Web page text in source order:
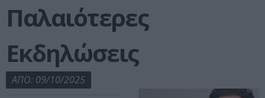
Παλαιότερες
Εκδηλώσεις
ΑΠΟ: 09/10/2025